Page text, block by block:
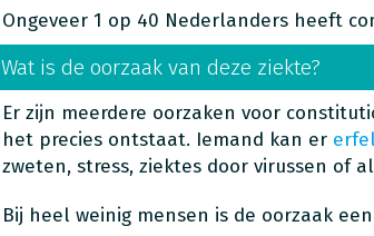
Ongeveer 1 op 40 Nederlanders heeft
Wat is de oorzaak van deze ziekte?
Er zijn meerdere oorzaken voor
het precies ontstaat. Iemand kan er
zweten, stress, ziektes door virussen of
Bij heel weinig mensen is de oorzaak